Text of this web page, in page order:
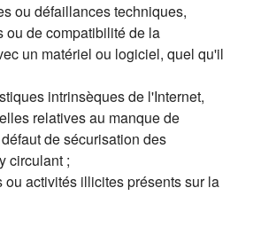
ou défaillances techniques,
ou de compatibilité de la
un matériel ou logiciel, quel qu'il
intrinsèques de l'Internet,
relatives au manque de
de sécurisation des
circulant ;
ou activités illicites présents sur la